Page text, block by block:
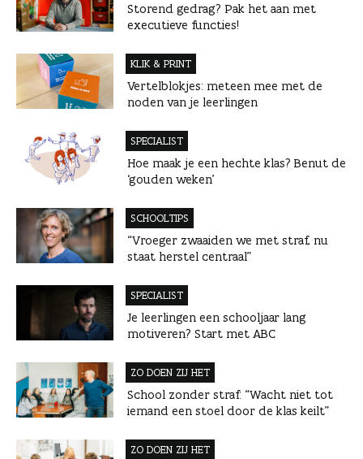
Storend gedrag? Pak het aan met
executieve functies!
KLIK & PRINT
Vertelblokjes: meteen mee met de
noden van je leerlingen
SPECIALIST
Hoe maak je een hechte klas? Benut de
‘gouden weken’
SCHOOLTIPS
“Vroeger zwaaiden we met straf, nu
staat herstel centraal”
SPECIALIST
Je leerlingen een schooljaar lang
motiveren? Start met ABC
ZO DOEN ZIJ HET
School zonder straf: “Wacht niet tot
iemand een stoel door de klas keilt”
ZO DOEN ZIJ HET